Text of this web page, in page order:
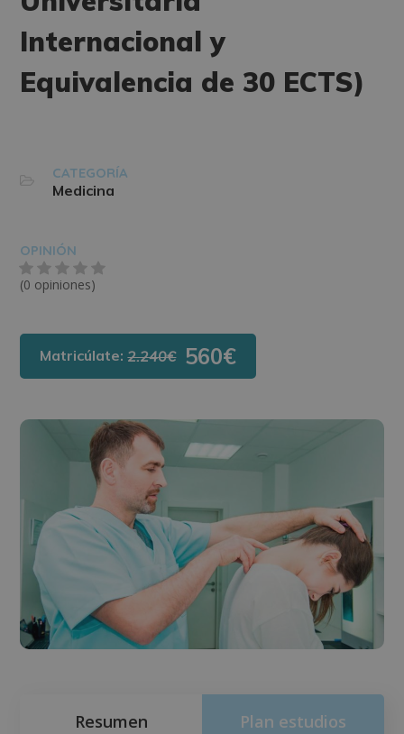
Internacional y
Equivalencia de 30 ECTS)
CATEGORÍA
Medicina
OPINIÓN
(0 opiniones)
Matricúlate:2.240€ 560€
Resumen Plan estudios